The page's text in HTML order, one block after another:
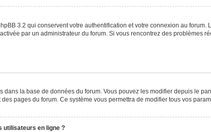
3.2 qui conservent votre authentification et votre connexion au
par un administrateur du forum. Si vous rencontrez des problèmes
la base de données du forum. Vous pouvez les modifier depuis le
pages du forum. Ce système vous permettra de modifier tous vos
utilisateurs en ligne ?